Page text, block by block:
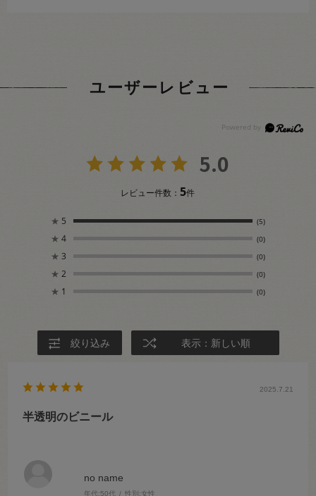
ユーザーレビュー
5.0
レビュー件数：5件
★ 5 (5)
★ 4 (0)
★ 3 (0)
★ 2 (0)
★ 1 (0)
絞り込み 表示：新しい順
no name
年代:50代 性別:女性
2025.7.21
半透明のビニール